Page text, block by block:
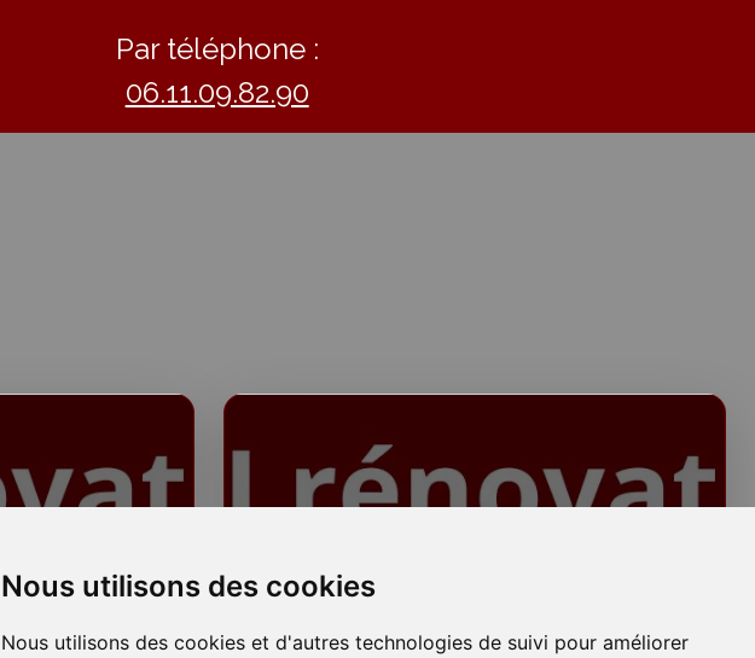
Nous utilisons des cookies
Nous utilisons des cookies et d'autres technologies de suivi pour améliorer
Par téléphone :
06.11.09.82.90
Plafonds